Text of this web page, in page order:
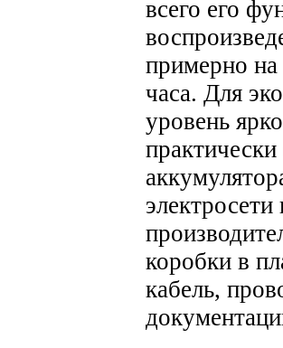
всего его
примерно
часа. Для
уровень
электросети
коробки в
кабель,